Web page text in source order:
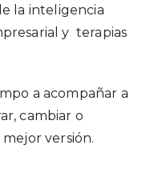
la inteligencia
y terapias
a acompañar a
cambiar o
versión.